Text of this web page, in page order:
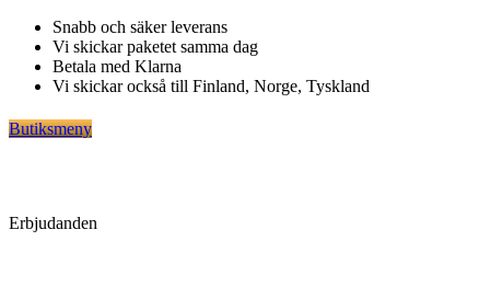
Hoppa
innehåll
Snabb och säker leverans
Vi skickar paketet samma dag
Betala med Klarna
Vi skickar också till Finland, Norge, Tyskland
Butiksmeny
Erbjudanden